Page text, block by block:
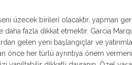
üzecek birileri olacaktır, yapman
fazla dikkat etmektir. Garcia
gelen yeni başlangıçlar ve
her türlü ayrıntıya önem